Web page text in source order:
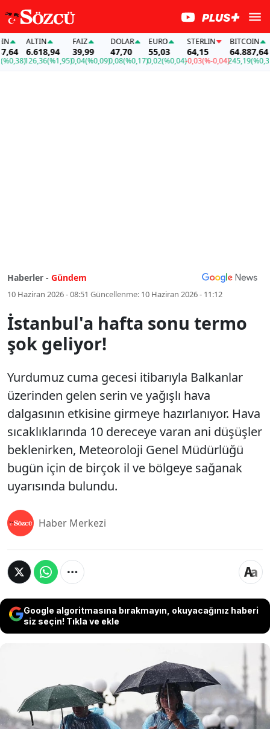
ALTIN
6.618,94
126,36(%1,95)
FAİZ
39,99
0,04(%0,09)
DOLAR
47,70
0,08(%0,17)
EURO
55,03
0,02(%0,04)
STERLIN
64,15
-0,03(%-0,04)
BITCOIN
64.887,64
245,19(%0,38)
Haberler - Gündem
10 Haziran 2026 - 08:51 Güncellenme: 10 Haziran 2026 - 11:12
İstanbul'a hafta sonu termo
şok geliyor!
Yurdumuz cuma gecesi itibarıyla Balkanlar
üzerinden gelen serin ve yağışlı hava
dalgasının etkisine girmeye hazırlanıyor. Hava
sıcaklıklarında 10 dereceye varan ani düşüşler
beklenirken, Meteoroloji Genel Müdürlüğü
bugün için de birçok il ve bölgeye sağanak
uyarısında bulundu.
Haber Merkezi
Google algoritmasına bırakmayın, okuyacağınız haberi
siz seçin! Tıkla ve ekle
Yurdumuz cuma gecesi itibarıyla Balkanlar
üzerinden gelen serin ve yağışlı hava dalgasının
etkisine girmeye hazırlanıyor. Hava
sıcaklıklarında 10 dereceye varan ani düşüşler